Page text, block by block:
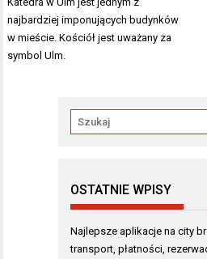
wpisu
najbardziej imponujących budynków
w mieście. Kościół jest uważany za
symbol Ulm.
OSTATNIE WPISY
Najlepsze aplikacje na city
transport, płatności,